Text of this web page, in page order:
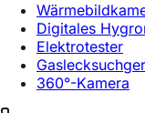
Digitales
Elektrotester
360°-Kamera